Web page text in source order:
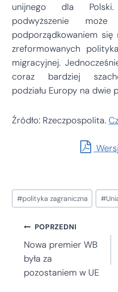
unijnego dla
podwyższenie
podporządkowaniem się
zreformowanych
migracyjnej.
coraz bardziej
podziału Europy na dwie
Źródło: Rzeczpospolita.
Tagi
wpisu:
#polityka zagraniczna #
Nawigacja
wpisu
POPRZEDNI
Nowa premier WB
była za
pozostaniem w UE